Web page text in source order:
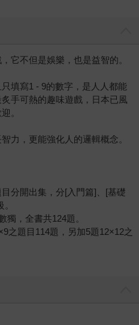
它不但是娛樂，也是益智的。
填寫1 - 9的數字，是人人都能
手可熱的趣味遊戲，日本已風
。
力，更能強化人的邏輯概念。
分開出集，分[入門篇]、[基礎
獨，全書共124題。
之題目114題，另加5題12×12之